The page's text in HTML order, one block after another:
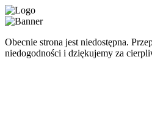
Obecnie strona jest niedostępna.
niedogodności i dziękujemy za